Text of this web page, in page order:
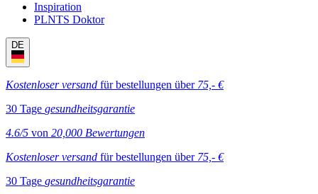
Inspiration
PLNTS Doktor
DE
Kostenloser versand für bestellungen über 75,- €
30 Tage gesundheitsgarantie
4.6/5 von 20,000 Bewertungen
Kostenloser versand für bestellungen über 75,- €
30 Tage gesundheitsgarantie